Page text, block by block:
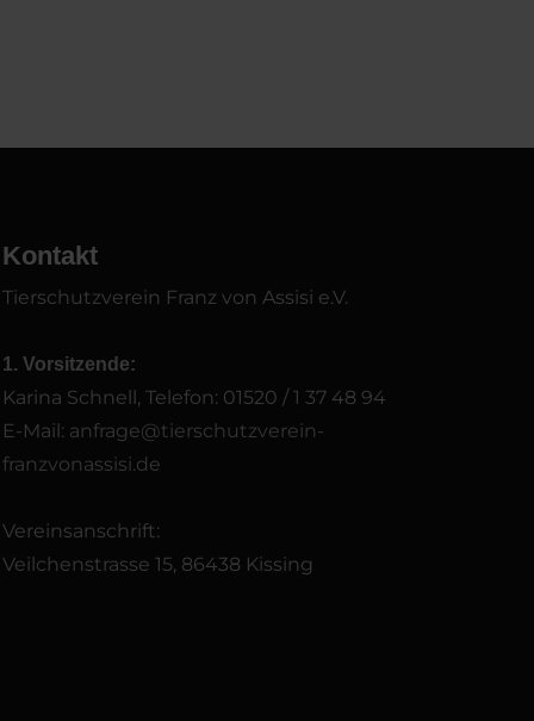
Kontakt
Tierschutzverein Franz von Assisi e.V.
1. Vorsitzende:
Karina Schnell, Telefon: 01520 / 1 37 48 94
E-Mail: anfrage@tierschutzverein-
franzvonassisi.de
Vereinsanschrift:
Veilchenstrasse 15, 86438 Kissing